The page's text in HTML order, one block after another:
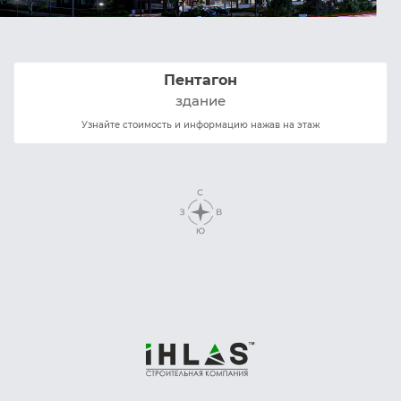
Пентагон
здание
Узнайте стоимость и информацию нажав на этаж